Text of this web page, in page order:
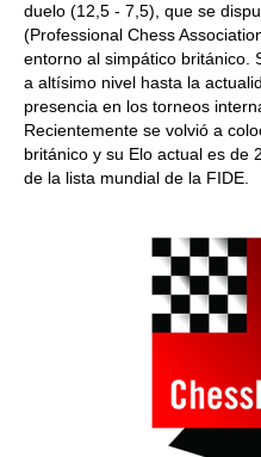
duelo (12,5 - 7,5), que se
(Professional Chess
entorno al simpático británico.
a altísimo nivel hasta la
presencia en los torneos
Recientemente se volvió a
británico y su Elo actual es de
de la lista mundial de la FIDE.